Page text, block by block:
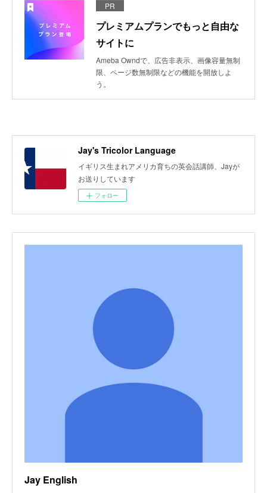
PR
プレミアムプランでもっと自由な
サイトに
Ameba Owndで、広告非表示、画像容量無制
限、ページ数無制限などの機能を開放しよ
う。
Jay's Tricolor Language
イギリス生まれアメリカ育ちの英会話講師、Jayが
お送りしています
フォロー
Jay English